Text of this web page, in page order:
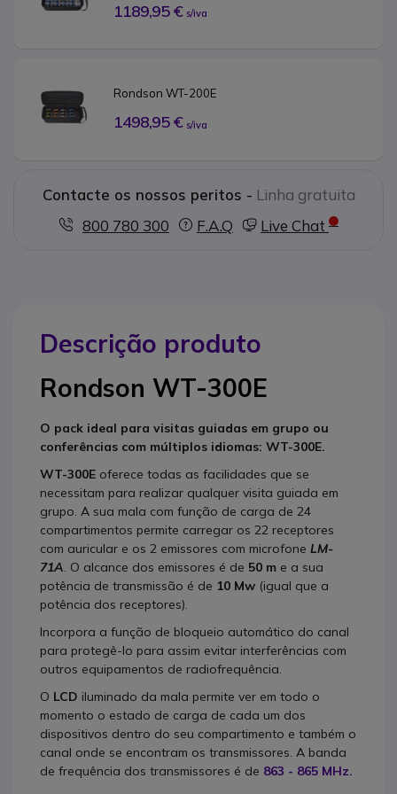
1189,95 € s/iva
Rondson WT-200E
1498,95 € s/iva
Contacte os nossos peritos - Linha gratuita
800 780 300
F.A.Q Live Chat
Descrição produto
Rondson WT-300E
O pack ideal para visitas guiadas em grupo ou
conferências com múltiplos idiomas: WT-300E.
WT-300E oferece todas as facilidades que se
necessitam para realizar qualquer visita guiada em
grupo. A sua mala com função de carga de 24
compartimentos permite carregar os 22 receptores
com auricular e os 2 emissores com microfone LM-
71A . O alcance dos emissores é de 50 m e a sua
potência de transmissão é de 10 Mw (igual que a
potência dos receptores).
Incorpora a função de bloqueio automático do canal
para protegê-lo para assim evitar interferências com
outros equipamentos de radiofrequência.
O LCD iluminado da mala permite ver em todo o
momento o estado de carga de cada um dos
dispositivos dentro do seu compartimento e também o
canal onde se encontram os transmissores. A banda
de frequência dos transmissores é de 863 - 865 MHz.